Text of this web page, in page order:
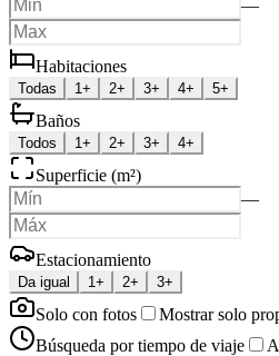
—
Habitaciones
Todas 1+ 2+ 3+ 4+ 5+
Baños
Todos 1+ 2+ 3+ 4+
Superficie (m²)
—
Estacionamiento
Da igual 1+ 2+ 3+
Solo con fotos
Mostrar solo
Búsqueda por tiempo de viaje